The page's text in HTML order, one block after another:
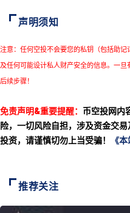
声明须知
注意：任何空投不会要您的私钥（包括助
及任何可能设计私人财产安全的信息。一
后续步骤！
免责声明&重要提醒： 币空投网内
险，一切风险自担，涉及资金交
投资，请谨慎切勿上当受骗！
《
推荐关注